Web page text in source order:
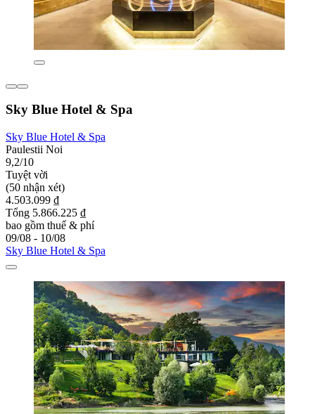
Sky Blue Hotel & Spa
Sky Blue Hotel & Spa
Paulestii Noi
9,2/10
Tuyệt vời
(50 nhận xét)
4.503.099 ₫
Tổng 5.866.225 ₫
bao gồm thuế & phí
09/08 - 10/08
Sky Blue Hotel & Spa